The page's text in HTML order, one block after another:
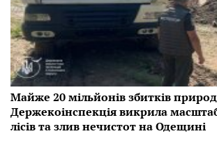
Майже 20 мільйонів збитків
Держекоінспекція викрила
лісів та злив нечистот на Одещині